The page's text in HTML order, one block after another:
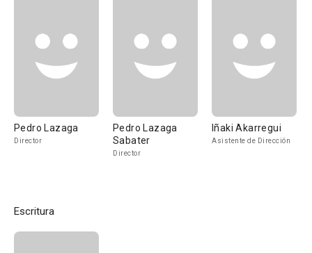
Pedro Lazaga
Director
Pedro Lazaga
Sabater
Director
Iñaki Akarregui
Asistente de Dirección
Escritura